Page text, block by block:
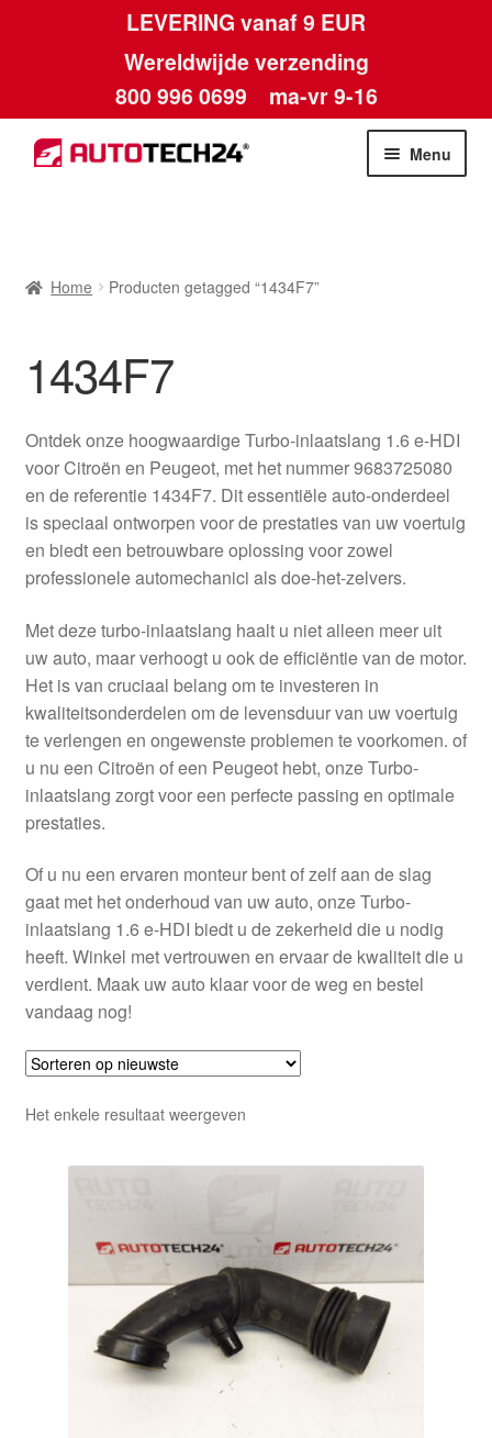
LEVERING vanaf 9 EUR
Wereldwijde verzending
800 996 0699 ma-vr 9-16
Ga
door
Ga
naar
Menu
Betalingen
Contact
Kassa
Klachten
Klachtenprocedure
Levering
Mijn account
Over ons
Wereldwijde verzending
Winkelwagen
Home Producten getagged “1434F7”
1434F7
Ontdek onze hoogwaardige Turbo-inlaatslang 1.6 e-HDI
voor Citroën en Peugeot, met het nummer 9683725080
en de referentie 1434F7. Dit essentiële auto-onderdeel
is speciaal ontworpen voor de prestaties van uw voertuig
en biedt een betrouwbare oplossing voor zowel
professionele automechanici als doe-het-zelvers.
Met deze turbo-inlaatslang haalt u niet alleen meer uit
uw auto, maar verhoogt u ook de efficiëntie van de motor.
Het is van cruciaal belang om te investeren in
kwaliteitsonderdelen om de levensduur van uw voertuig
te verlengen en ongewenste problemen te voorkomen. of
u nu een Citroën of een Peugeot hebt, onze Turbo-
inlaatslang zorgt voor een perfecte passing en optimale
prestaties.
Of u nu een ervaren monteur bent of zelf aan de slag
gaat met het onderhoud van uw auto, onze Turbo-
inlaatslang 1.6 e-HDI biedt u de zekerheid die u nodig
heeft. Winkel met vertrouwen en ervaar de kwaliteit die u
verdient. Maak uw auto klaar voor de weg en bestel
vandaag nog!
Het enkele resultaat weergeven